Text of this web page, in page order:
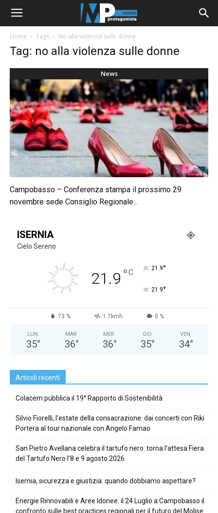
Home Tags No alla violenza sulle donne
Tag: no alla violenza sulle donne
News
Campobasso – Conferenza stampa il prossimo 29
novembre sede Consiglio Regionale...
ISERNIA
Cielo Sereno
21.9 °C 21.9°
21.9°
73 % 1.7kmh 0 %
LUN
35°
MAR
36°
MER
36°
GIO
35°
VEN
34°
Articoli recenti
Colacem pubblica il 19° Rapporto di Sostenibilità
Silvio Fiorelli, l’estate della consacrazione: dai concerti con Riki
Portera al tour nazionale con Angelo Famao
San Pietro Avellana celebra il tartufo nero: torna l’attesa Fiera
del Tartufo Nero l’8 e 9 agosto 2026
Isernia, sicurezza e giustizia: quando dobbiamo aspettare?
Energie Rinnovabili e Aree Idonee: il 24 Luglio a Campobasso il
confronto sulle best practices regionali per il futuro del Molise